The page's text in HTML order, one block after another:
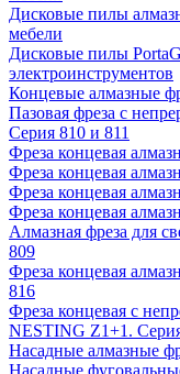
Дисковые пилы
мебели
Дисковые пилы
электроинструментов
Концевые алмазные
Пазовая фреза с
Серия 810 и 811
Фреза концевая
Фреза концевая
Фреза концевая
Фреза концевая
Алмазная фреза для
809
Фреза концевая
816
Фреза концевая с
NESTING Z1+1.
Насадные алмазные
Насадные